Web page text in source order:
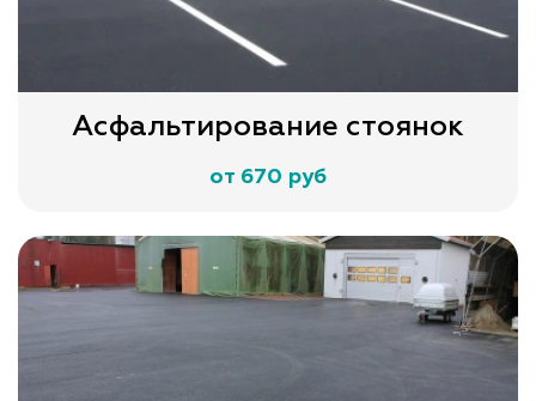
Асфальтирование стоянок
от 670 руб